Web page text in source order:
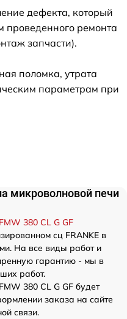
дефекта, который
проведенного ремонта
запчасти).
поломка, утрата
параметрам при
микроволновой печи
380 CL G GF
сц FRANKE в
На все виды работ и
гарантию - мы в
работ.
380 CL G GF будет
заказа на сайте
связи.